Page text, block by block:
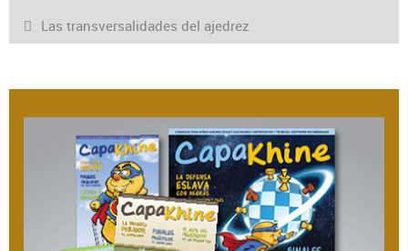
Las transversalidades del ajedrez